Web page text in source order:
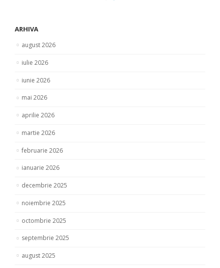
ARHIVA
august 2026
iulie 2026
iunie 2026
mai 2026
aprilie 2026
martie 2026
februarie 2026
ianuarie 2026
decembrie 2025
noiembrie 2025
octombrie 2025
septembrie 2025
august 2025